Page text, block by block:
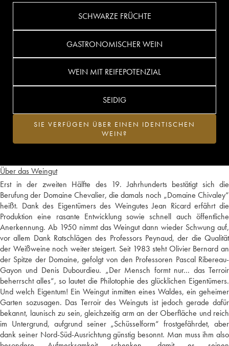
Über das Weingut
Erst in der zweiten Hälfte des 19. Jahrhunderts bestätigt sich die
Berufung der Domaine Chevalier, die damals noch „Domaine Chivaley“
heißt. Dank des Eigentümers des Weingutes Jean Ricard erfährt die
Produktion eine rasante Entwicklung sowie schnell auch öffentliche
Anerkennung. Ab 1950 nimmt das Weingut dann wieder Schwung auf,
vor allem Dank Ratschlägen des Professors Peynaud, der die Qualität
der Weißweine noch weiter steigert. Seit 1983 steht Olivier Bernard an
der Spitze der Domaine, gefolgt von den Professoren Pascal Ribereau-
Gayon und Denis Dubourdieu. „Der Mensch formt nur... das Terroir
beherrscht alles“, so lautet die Philotophie des glücklichen Eigentümers.
Und welch Eigentum! Ein Weingut inmitten eines Waldes, ein geheimer
Garten sozusagen. Das Terroir des Weinguts ist jedoch gerade dafür
bekannt, launisch zu sein, gleichzeitig arm an der Oberfläche und reich
im Untergrund, aufgrund seiner „Schüsselform“ frostgefährdet, aber
dank seiner Nord-Süd-Ausrichtung günstig besonnt. Man muss ihm also
SCHWARZE FRÜCHTE
GASTRONOMISCHER WEIN
WEIN MIT REIFEPOTENZIAL
SEIDIG
SIE VERFÜGEN ÜBER EINEN IDENTISCHEN
WEIN?